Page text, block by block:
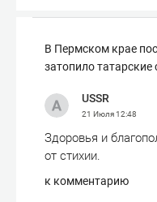
В Пермском крае
затопило татарские
USSR
21 Июля12:48
Здоровья и
от стихии.
к комментарию